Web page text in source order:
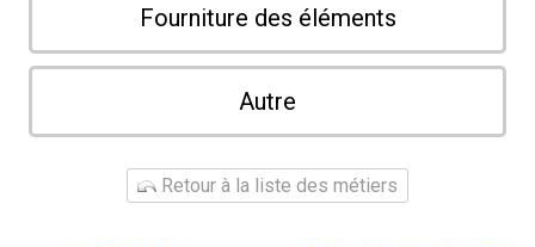
Fourniture des éléments
Autre
Retour à la liste des métiers